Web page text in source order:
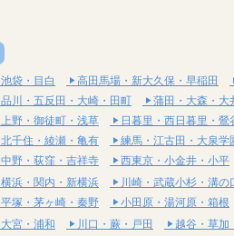
池袋・目白 高田馬場・新大久保・早稲田
品川・五反田・大崎・田町
蒲田・大森・大
上野・御徒町・浅草
日暮里・西日暮里・鶯
北千住・綾瀬・亀有
練馬・江古田・大泉学
中野・荻窪・吉祥寺
西東京・小金井・小平
横浜・関内・新横浜 川崎・武蔵小杉・溝の
平塚・茅ヶ崎・秦野
小田原・湯河原・箱根
大宮・浦和 川口・蕨・戸田 越谷・草加